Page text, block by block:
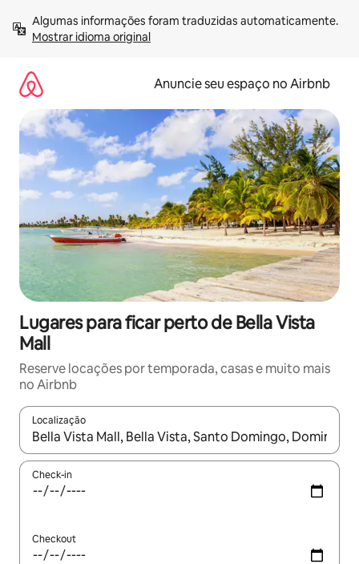
para
Mostrar idioma original
Anuncie seu espaço no Airbnb
Lugares para ficar perto de Bella Vista
Mall
Reserve locações por temporada, casas e muito mais
no Airbnb
Localização
Quando os resultados estiverem disponíveis, explore-os
Check-in
Checkout